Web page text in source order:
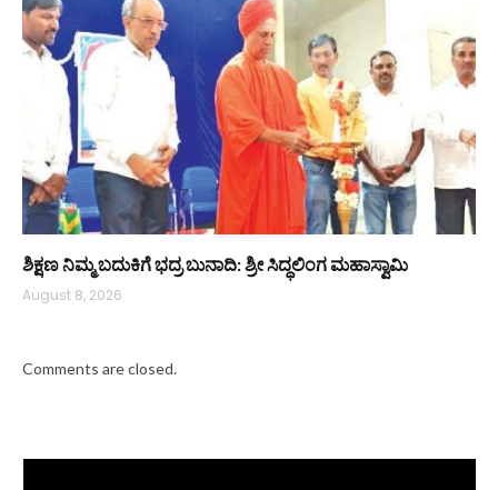
ಶಿಕ್ಷಣ ನಿಮ್ಮ ಬದುಕಿಗೆ ಭದ್ರ ಬುನಾದಿ: ಶ್ರೀ ಸಿದ್ಧಲಿಂಗ ಮಹಾಸ್ವಾಮಿ
August 8, 2026
Comments are closed.